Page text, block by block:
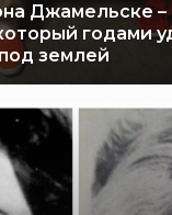
Джамельске –
годами
землей